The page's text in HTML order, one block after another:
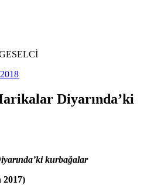
Diyarında’ki
kurbağalar
2017)